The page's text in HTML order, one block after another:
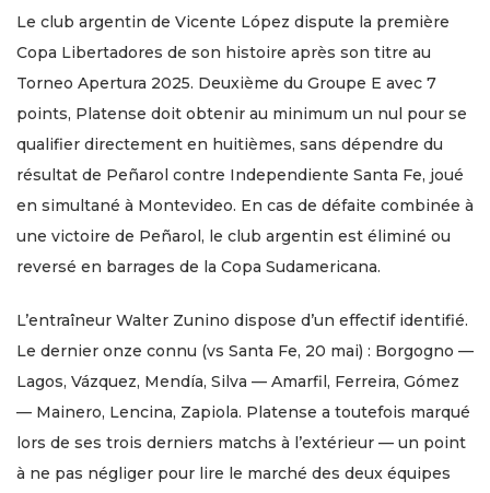
Le club argentin de Vicente López dispute la première
Copa Libertadores de son histoire après son titre au
Torneo Apertura 2025. Deuxième du Groupe E avec 7
points, Platense doit obtenir au minimum un nul pour se
qualifier directement en huitièmes, sans dépendre du
résultat de Peñarol contre Independiente Santa Fe, joué
en simultané à Montevideo. En cas de défaite combinée à
une victoire de Peñarol, le club argentin est éliminé ou
reversé en barrages de la Copa Sudamericana.
L’entraîneur Walter Zunino dispose d’un effectif identifié.
Le dernier onze connu (vs Santa Fe, 20 mai) : Borgogno —
Lagos, Vázquez, Mendía, Silva — Amarfil, Ferreira, Gómez
— Mainero, Lencina, Zapiola. Platense a toutefois marqué
lors de ses trois derniers matchs à l’extérieur — un point
à ne pas négliger pour lire le marché des deux équipes